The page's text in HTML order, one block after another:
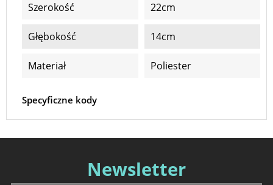
Szerokość 22cm
Głębokość 14cm
Materiał Poliester
Specyficzne kody
Newsletter